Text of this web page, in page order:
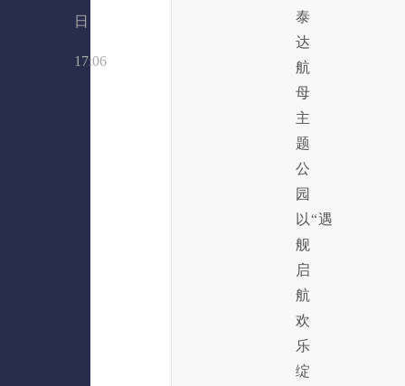
日
17:06
泰
达
航
母
主
题
公
园
以“遇
舰
启
航
欢
乐
绽